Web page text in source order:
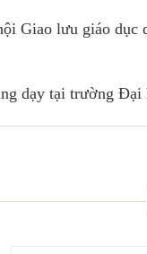
Giao lưu giáo dục
dạy tại trường